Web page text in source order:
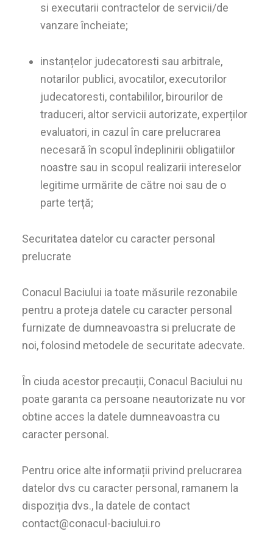
si executarii contractelor de servicii/de
vanzare încheiate;
instanțelor judecatoresti sau arbitrale,
notarilor publici, avocatilor, executorilor
judecatoresti, contabililor, birourilor de
traduceri, altor servicii autorizate, experților
evaluatori, in cazul în care prelucrarea
necesară în scopul îndeplinirii obligatiilor
noastre sau in scopul realizarii intereselor
legitime urmărite de către noi sau de o
parte terță;
Securitatea datelor cu caracter personal
prelucrate
Conacul Baciului ia toate măsurile rezonabile
pentru a proteja datele cu caracter personal
furnizate de dumneavoastra si prelucrate de
noi, folosind metodele de securitate adecvate.
În ciuda acestor precauții, Conacul Baciului nu
poate garanta ca persoane neautorizate nu vor
obtine acces la datele dumneavoastra cu
caracter personal.
Pentru orice alte informații privind prelucrarea
datelor dvs cu caracter personal, ramanem la
dispoziția dvs., la datele de contact
contact@conacul-baciului.ro